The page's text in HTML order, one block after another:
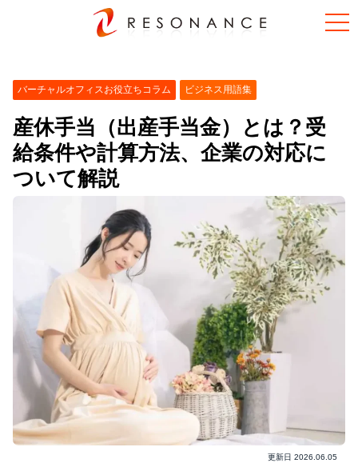
バーチャルオフィスお役立ちコラム ビジネス用語集
産休手当（出産手当金）とは？受
給条件や計算方法、企業の対応に
ついて解説
更新日 2026.06.05